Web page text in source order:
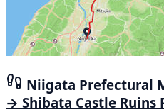
Niigata Prefectural
→ Shibata Castle Ruins